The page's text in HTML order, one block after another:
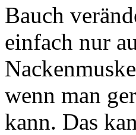
Bauch
einfach nur
wenn man
kann. Das